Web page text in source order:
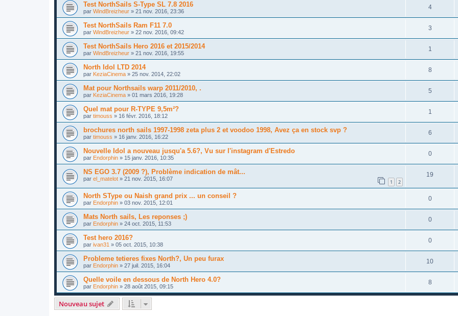
Test NorthSails S-Type SL 7.8 2016
par WindBreizheur » 21 nov. 2016, 23:36
4
Test NorthSails Ram F11 7.0
par WindBreizheur » 22 nov. 2016, 09:42
3
Test NorthSails Hero 2016 et 2015/2014
par WindBreizheur » 21 nov. 2016, 19:55
1
North Idol LTD 2014
par KeziaCinema » 25 nov. 2014, 22:02
8
Mat pour Northsails warp 2011/2010, .
par KeziaCinema » 01 mars 2016, 19:28
5
Quel mat pour R-TYPE 9,5m²?
par timouss » 16 févr. 2016, 18:12
1
brochures north sails 1997-1998 zeta plus 2 et voodoo 1998, Avez ça en stock svp ?
par timouss » 16 janv. 2016, 16:22
6
Nouvelle Idol a nouveau jusqu'a 5.6?, Vu sur l'instagram d'Estredo
par Endorphin » 15 janv. 2016, 10:35
0
NS EGO 3.7 (2009 ?), Problème indication de mât...
par el_matelot » 21 nov. 2015, 16:07 1 2
19
North SType ou Naish grand prix ... un conseil ?
par Endorphin » 03 nov. 2015, 12:01
0
Mats North sails, Les reponses ;)
par Endorphin » 24 oct. 2015, 11:53
0
Test hero 2016?
par ivan31 » 05 oct. 2015, 10:38
0
Probleme tetieres fixes North?, Un peu furax
par Endorphin » 27 juil. 2015, 16:04
10
Quelle voile en dessous de North Hero 4.0?
par Endorphin » 28 août 2015, 09:15
8
Nouveau sujet